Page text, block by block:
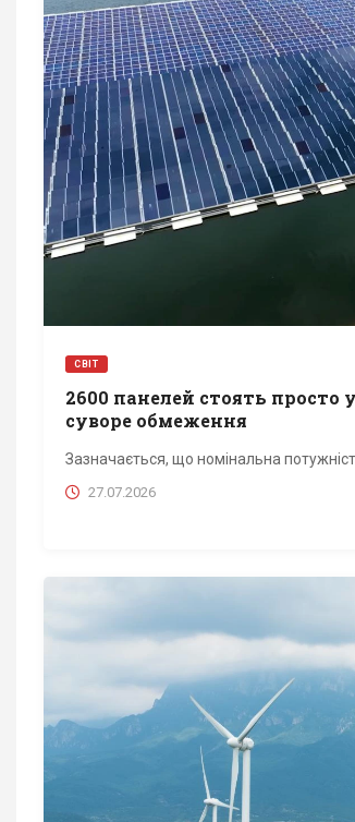
СВІТ
2600 панелей стоять просто
суворе обмеження
Зазначається, що номінальна
27.07.2026